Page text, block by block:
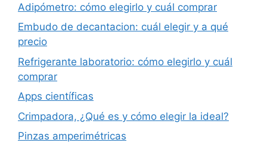
Adipómetro: cómo elegirlo y cuál comprar
Embudo de decantacion: cuál elegir y a qué
precio
Refrigerante laboratorio: cómo elegirlo y cuál
comprar
Apps científicas
Crimpadora, ¿Qué es y cómo elegir la ideal?
Pinzas amperimétricas